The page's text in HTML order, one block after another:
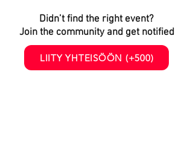
Didn’t find the right event?
Join the community and get notified
LIITY YHTEISÖÖN (+500)